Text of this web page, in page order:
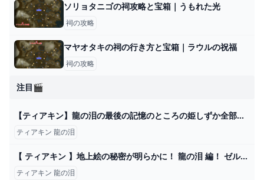
ソリョタニゴの祠攻略と宝箱｜うもれた光
祠の攻略
マヤオタキの祠の行き方と宝箱｜ラウルの祝福
祠の攻略
注目🎬
【ティアキン】龍の泪の最後の記憶のところの姫しずか全部取ってしまったせいで赤い月来ても数本しか生えてない : ゼルダの伝説 ティアーズ オブ ザ キングダム攻略まとめ速報
ティアキン 龍の泪
【 ティアキン 】地上絵の秘密が明らかに！ 龍の泪 編！ ゼルダの伝説ティアーズオブキングダム【ホロライブ/沙花叉クロヱ】 ゼルダの伝説 ティアーズオブザキングダム情報局
ティアキン 龍の泪